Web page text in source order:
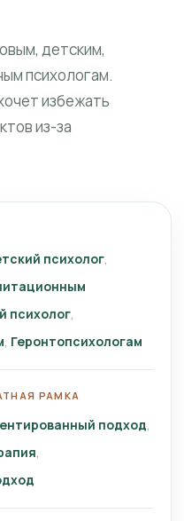
детским,
психологам.
избежать
из-за
психолог
психолог
Геронтопсихологам
РАМКА
подход